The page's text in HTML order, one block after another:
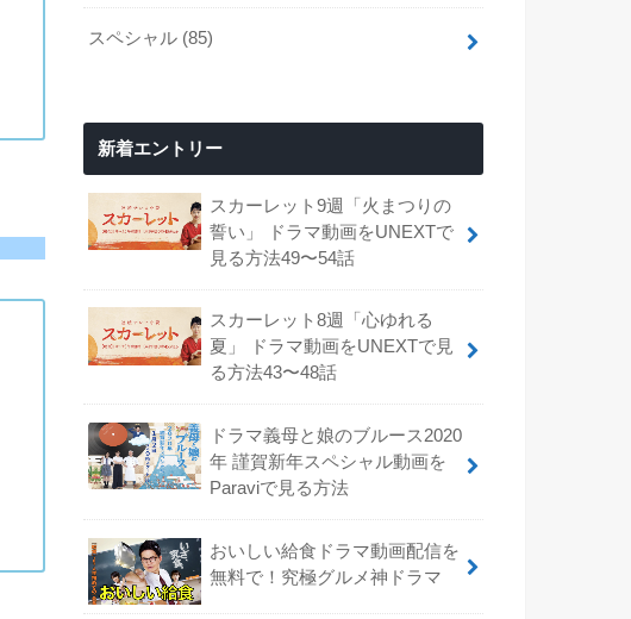
スペシャル (85)
新着エントリー
スカーレット9週「火まつりの
誓い」 ドラマ動画をUNEXTで
見る方法49〜54話
スカーレット8週「心ゆれる
夏」 ドラマ動画をUNEXTで見
る方法43〜48話
ドラマ義母と娘のブルース2020
年 謹賀新年スペシャル動画を
Paraviで見る方法
おいしい給食ドラマ動画配信を
無料で！究極グルメ神ドラマ